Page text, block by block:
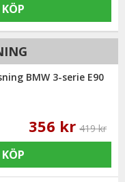
KÖP
BMW 3-serie E90
356 kr 419 kr
KÖP